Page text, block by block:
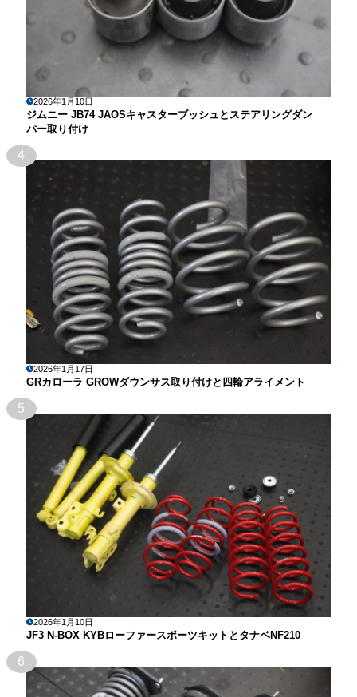
2026年1月10日
ジムニー JB74 JAOSキャスターブッシュとステアリングダン
パー取り付け
4
2026年1月17日
GRカローラ GROWダウンサス取り付けと四輪アライメント
5
2026年1月10日
JF3 N-BOX KYBローファースポーツキットとタナベNF210
6